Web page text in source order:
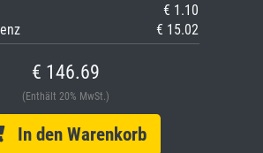
€ 1.10
€ 15.02
€ 146.69
(Enthält 20% MwSt.)
In den Warenkorb